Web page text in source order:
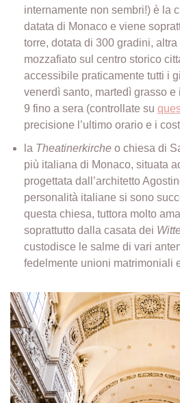
internamente non sembri!) è la
datata di Monaco e viene
torre, dotata di 300 gradini,
mozzafiato sul centro storico
accessibile praticamente tutti i
venerdì santo, martedì grasso e
9 fino a sera (controllate su
precisione l’ultimo orario e i
la Theatinerkirche o chiesa di
più italiana di Monaco, situata
progettata dall’architetto
personalità italiane si sono
questa chiesa, tuttora molto
soprattutto dalla casata dei
custodisce le salme di vari
fedelmente unioni matrimoniali